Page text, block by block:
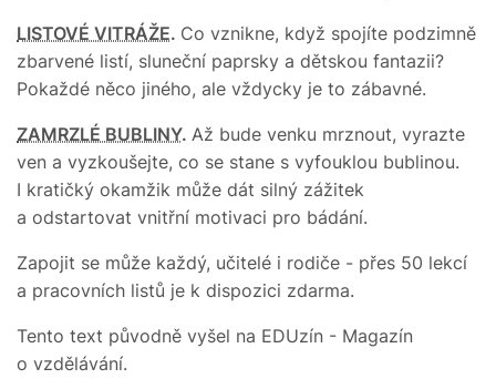
LISTOVÉ VITRÁŽE. Co vznikne, když spojíte podzimně
zbarvené listí, sluneční paprsky a dětskou fantazii?
Pokaždé něco jiného, ale vždycky je to zábavné.
ZAMRZLÉ BUBLINY. Až bude venku mrznout, vyrazte
ven a vyzkoušejte, co se stane s vyfouklou bublinou.
I kratičký okamžik může dát silný zážitek
a odstartovat vnitřní motivaci pro bádání.
Zapojit se může každý, učitelé i rodiče - přes 50 lekcí
a pracovních listů je k dispozici zdarma.
Tento text původně vyšel na EDUzín - Magazín
o vzdělávání.